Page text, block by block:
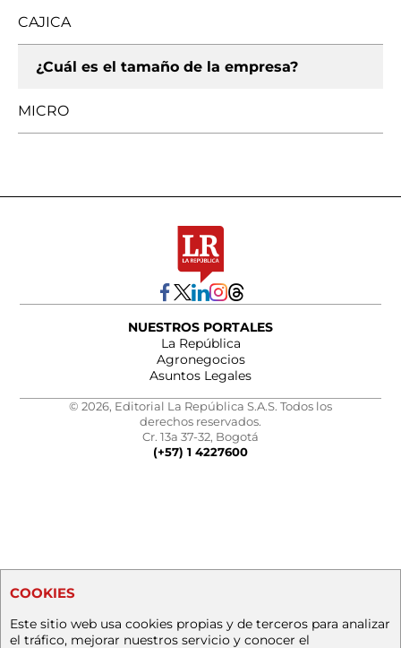
CAJICA
¿Cuál es el tamaño de la empresa?
MICRO
NUESTROS PORTALES
La República
Agronegocios
Asuntos Legales
© 2026, Editorial La República S.A.S. Todos los
derechos reservados.
Cr. 13a 37-32, Bogotá
(+57) 1 4227600
COOKIES
Este sitio web usa cookies propias y de terceros para analizar
el tráfico, mejorar nuestros servicio y conocer el